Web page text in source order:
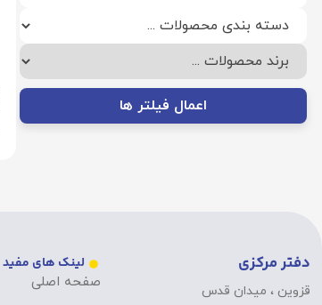
اعمال فیلتر ها
دفتر مرکزی
قزوین ، میدان قدس
لینک های مفید
صفحه اصلی